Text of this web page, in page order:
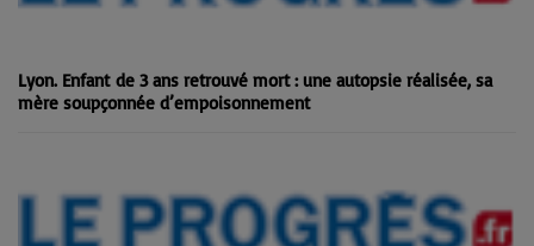
Lyon. Enfant de 3 ans retrouvé mort : une autopsie réalisée, sa
mère soupçonnée d’empoisonnement